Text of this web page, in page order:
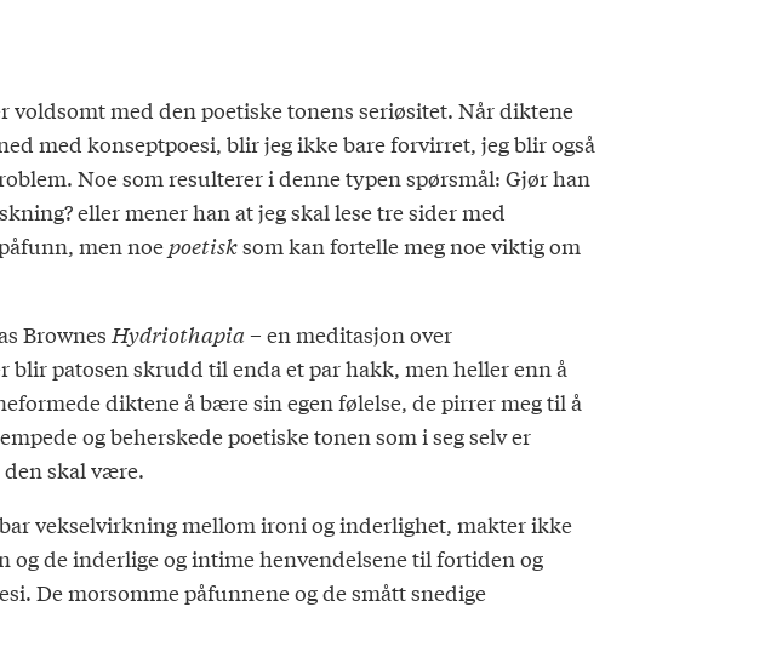
med den poetiske tonens seriøsitet. Når diktene
med konseptpoesi, blir jeg ikke bare forvirret, jeg blir også
Noe som resulterer i denne typen spørsmål: Gjør han
eller mener han at jeg skal lese tre sider med
men noe poetisksom kan fortelle meg noe viktig om
Brownes Hydriothapia – en meditasjon over
patosen skrudd til enda et par hakk, men heller enn å
diktene å bære sin egen følelse, de pirrer meg til å
og beherskede poetiske tonen som i seg selv er
skal være.
vekselvirkning mellom ironi og inderlighet, makter ikke
og de inderlige og intime henvendelsene til fortiden og
De morsomme påfunnene og de smått snedige